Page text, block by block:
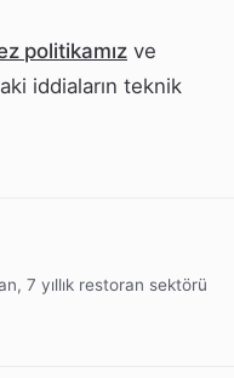
politikamız ve
iddiaların teknik
7 yıllık restoran sektörü